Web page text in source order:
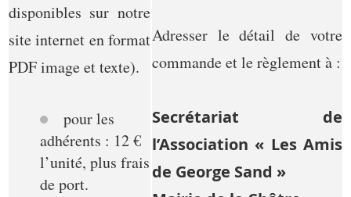
disponibles sur notre
site internet en format
PDF image et texte).
pour les
adhérents : 12 €
l’unité, plus frais
de port.
Adresser le détail de votre
commande et le règlement à :
Secrétariat de
l’Association « Les Amis
de George Sand »